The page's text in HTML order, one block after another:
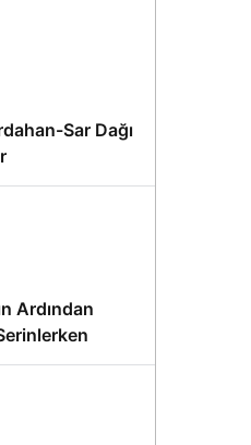
Sar Dağı
Ardından